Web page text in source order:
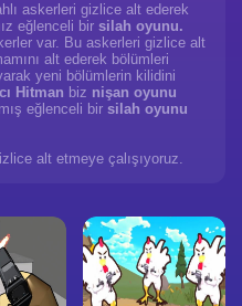
askerleri gizlice alt ederek
eğlenceli bir silah oyunu.
var. Bu askerleri gizlice alt
alt ederek bölümleri
yeni bölümlerin kilidini
Hitman biz nişan oyunu
eğlenceli bir silah oyunu
alt etmeye çalışıyoruz.